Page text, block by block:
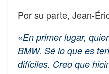
Por su parte, Jean-
«En primer lugar,
BMW. Sé lo que es
difíciles. Creo que